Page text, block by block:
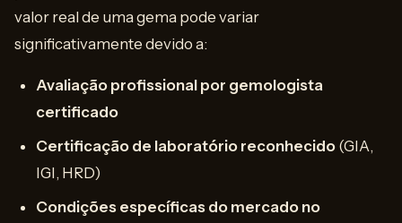
valor real de uma gema pode variar
significativamente devido a:
Avaliação profissional por gemologista
certificado
Certificação de laboratório reconhecido (GIA,
IGI, HRD)
Condições específicas do mercado no